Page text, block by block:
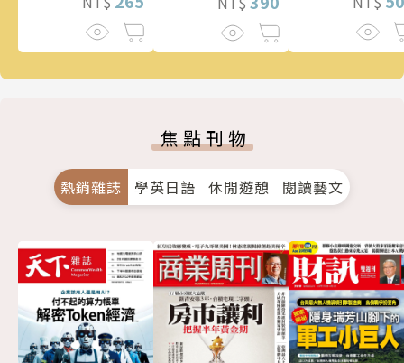
焦點刊物
熱銷雜誌 學英日語 休閒遊憩 閱讀藝文